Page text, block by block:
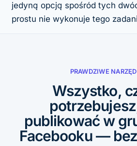
jedyną opcją spośród tych
prostu nie wykonuje tego
PRAWDZIWE
Wszystko,
publikować w
Facebooku —